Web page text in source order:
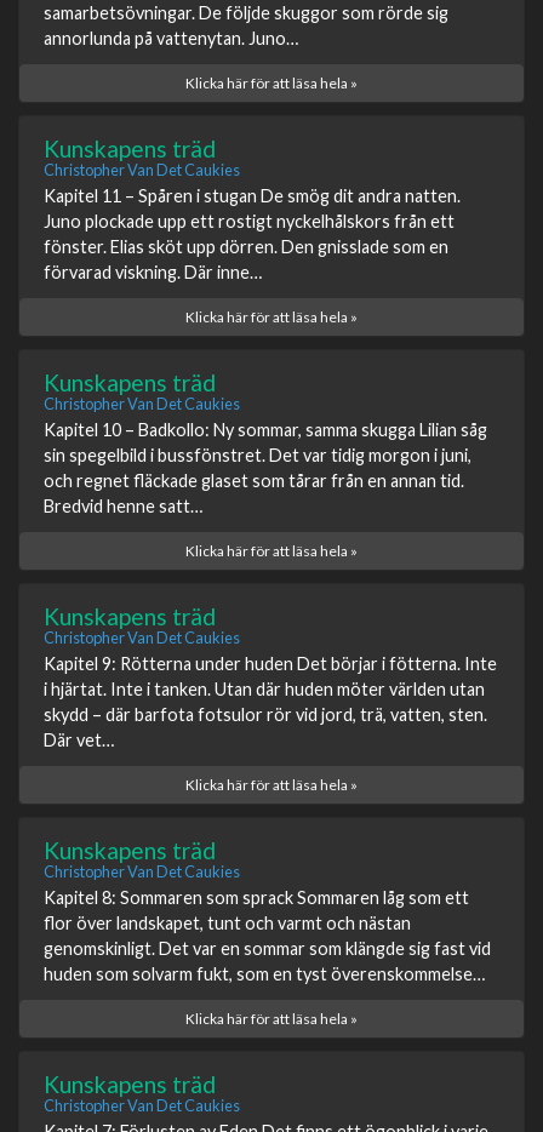
samarbetsövningar. De följde skuggor som rörde sig
annorlunda på vattenytan. Juno…
Klicka här för att läsa hela »
Kunskapens träd
Christopher Van Det Caukies
Kapitel 11 – Spåren i stugan De smög dit andra natten.
Juno plockade upp ett rostigt nyckelhålskors från ett
fönster. Elias sköt upp dörren. Den gnisslade som en
förvarad viskning. Där inne…
Klicka här för att läsa hela »
Kunskapens träd
Christopher Van Det Caukies
Kapitel 10 – Badkollo: Ny sommar, samma skugga Lilian såg
sin spegelbild i bussfönstret. Det var tidig morgon i juni,
och regnet fläckade glaset som tårar från en annan tid.
Bredvid henne satt…
Klicka här för att läsa hela »
Kunskapens träd
Christopher Van Det Caukies
Kapitel 9: Rötterna under huden Det börjar i fötterna. Inte
i hjärtat. Inte i tanken. Utan där huden möter världen utan
skydd – där barfota fotsulor rör vid jord, trä, vatten, sten.
Där vet…
Klicka här för att läsa hela »
Kunskapens träd
Christopher Van Det Caukies
Kapitel 8: Sommaren som sprack Sommaren låg som ett
flor över landskapet, tunt och varmt och nästan
genomskinligt. Det var en sommar som klängde sig fast vid
huden som solvarm fukt, som en tyst överenskommelse…
Klicka här för att läsa hela »
Kunskapens träd
Christopher Van Det Caukies